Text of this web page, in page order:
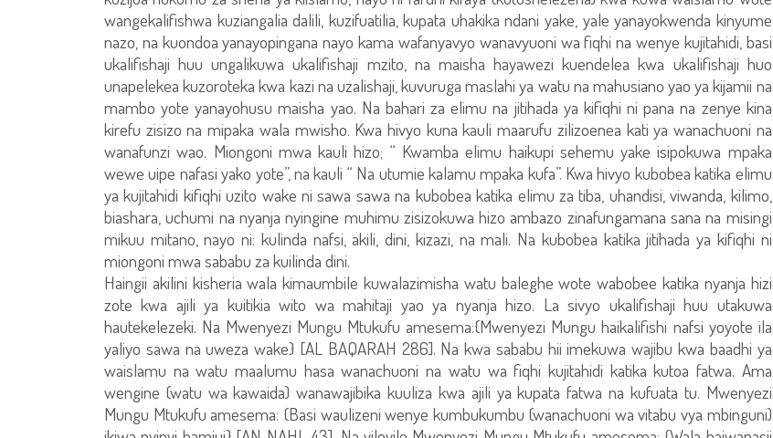
wangekalifishwa kuziangalia dalili, kuzifuatilia, kupata uhakika ndani yake, yale yanayokwenda kinyume
nazo, na kuondoa yanayopingana nayo kama wafanyavyo wanavyuoni wa fiqhi na wenye kujitahidi, basi
ukalifishaji huu ungalikuwa ukalifishaji mzito, na maisha hayawezi kuendelea kwa ukalifishaji huo
unapelekea kuzoroteka kwa kazi na uzalishaji, kuvuruga maslahi ya watu na mahusiano yao ya kijamii na
mambo yote yanayohusu maisha yao. Na bahari za elimu na jitihada ya kifiqhi ni pana na zenye kina
kirefu zisizo na mipaka wala mwisho. Kwa hivyo kuna kauli maarufu zilizoenea kati ya wanachuoni na
wanafunzi wao. Miongoni mwa kauli hizo; “ Kwamba elimu haikupi sehemu yake isipokuwa mpaka
wewe uipe nafasi yako yote”, na kauli “ Na utumie kalamu mpaka kufa”. Kwa hivyo kubobea katika elimu
ya kujitahidi kifiqhi uzito wake ni sawa sawa na kubobea katika elimu za tiba, uhandisi, viwanda, kilimo,
biashara, uchumi na nyanja nyingine muhimu zisizokuwa hizo ambazo zinafungamana sana na misingi
mikuu mitano, nayo ni: kulinda nafsi, akili, dini, kizazi, na mali. Na kubobea katika jitihada ya kifiqhi ni
miongoni mwa sababu za kuilinda dini.
Haingii akilini kisheria wala kimaumbile kuwalazimisha watu baleghe wote wabobee katika nyanja hizi
zote kwa ajili ya kuitikia wito wa mahitaji yao ya nyanja hizo. La sivyo ukalifishaji huu utakuwa
hautekelezeki. Na Mwenyezi Mungu Mtukufu amesema:{Mwenyezi Mungu haikalifishi nafsi yoyote ila
yaliyo sawa na uweza wake} [AL BAQARAH 286]. Na kwa sababu hii imekuwa wajibu kwa baadhi ya
waislamu na watu maalumu hasa wanachuoni na watu wa fiqhi kujitahidi katika kutoa fatwa. Ama
wengine (watu wa kawaida) wanawajibika kuuliza kwa ajili ya kupata fatwa na kufuata tu. Mwenyezi
Mungu Mtukufu amesema: {Basi waulizeni wenye kumbukumbu (wanachuoni wa vitabu vya mbinguni)